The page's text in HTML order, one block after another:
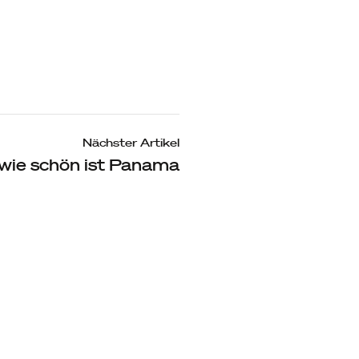
Nächster Artikel
schön ist Panama